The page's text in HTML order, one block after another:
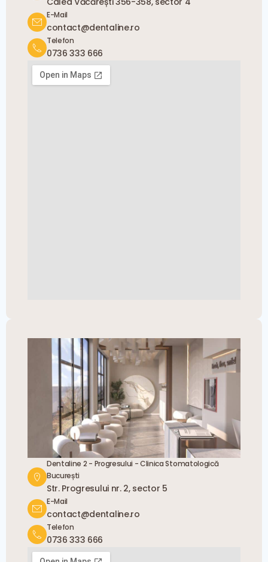
E-Mail
contact@dentaline.ro
Telefon
0736 333 666
Dentaline 2 - Progresului - Clinica Stomatologică
București
Str. Progresului nr. 2, sector 5
E-Mail
contact@dentaline.ro
Telefon
0736 333 666